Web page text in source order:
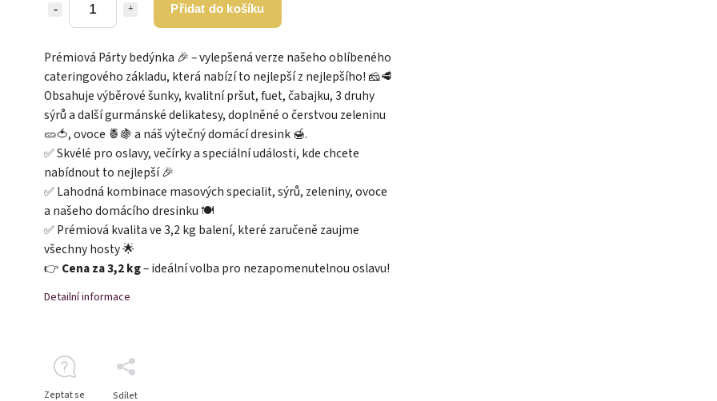
Přidat do košíku
Prémiová Párty bedýnka 🎉 – vylepšená verze našeho oblíbeného
cateringového základu, která nabízí to nejlepší z nejlepšího! 🧀🥩
Obsahuje výběrové šunky, kvalitní pršut, fuet, čabajku, 3 druhy
sýrů a další gurmánské delikatesy, doplněné o čerstvou zeleninu
🥒🍅, ovoce 🍍🍇 a náš výtečný domácí dresink 🍯.
✅ Skvélé pro oslavy, večírky a speciální události, kde chcete
nabídnout to nejlepší 🎉
✅ Lahodná kombinace masových specialit, sýrů, zeleniny, ovoce
a našeho domácího dresinku 🍽️
✅ Prémiová kvalita ve 3,2 kg balení, které zaručeně zaujme
všechny hosty 🌟
👉 Cena za 3,2 kg– ideální volba pro nezapomenutelnou oslavu!
Detailní informace
Zeptat se Sdílet